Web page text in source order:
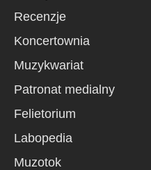
Recenzje
Koncertownia
Muzykwariat
Patronat medialny
Felietorium
Labopedia
Muzotok